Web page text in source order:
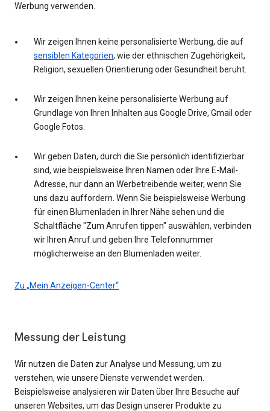
Werbung verwenden.
Wir zeigen Ihnen keine personalisierte Werbung, die auf
sensiblen Kategorien, wie der ethnischen Zugehörigkeit,
Religion, sexuellen Orientierung oder Gesundheit beruht.
Wir zeigen Ihnen keine personalisierte Werbung auf
Grundlage von Ihren Inhalten aus Google Drive, Gmail oder
Google Fotos.
Wir geben Daten, durch die Sie persönlich identifizierbar
sind, wie beispielsweise Ihren Namen oder Ihre E-Mail-
Adresse, nur dann an Werbetreibende weiter, wenn Sie
uns dazu auffordern. Wenn Sie beispielsweise Werbung
für einen Blumenladen in Ihrer Nähe sehen und die
Schaltfläche "Zum Anrufen tippen" auswählen, verbinden
wir Ihren Anruf und geben Ihre Telefonnummer
möglicherweise an den Blumenladen weiter.
Zu „Mein Anzeigen-Center“
Messung der Leistung
Wir nutzen die Daten zur Analyse und Messung, um zu
verstehen, wie unsere Dienste verwendet werden.
Beispielsweise analysieren wir Daten über Ihre Besuche auf
unseren Websites, um das Design unserer Produkte zu